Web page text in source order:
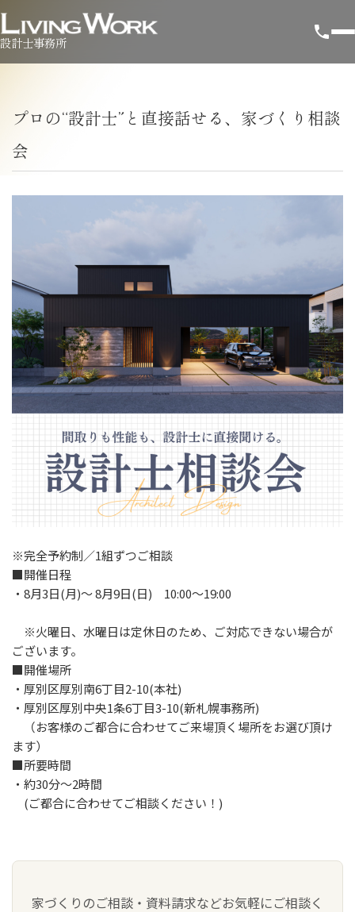
設計士事務所
プロの“設計士”と直接話せる、家づくり相談
会
※完全予約制／1組ずつご相談
■開催日程
・8月3日(月)～ 8月9日(日) 10:00～19:00
※火曜日、水曜日は定休日のため、ご対応できない場合が
ございます。
■開催場所
・厚別区厚別南6丁目2-10(本社)
・厚別区厚別中央1条6丁目3-10(新札幌事務所)
（お客様のご都合に合わせてご来場頂く場所をお選び頂け
ます）
■所要時間
・約30分～2時間
(ご都合に合わせてご相談ください！)
家づくりのご相談・資料請求などお気軽にご相談く